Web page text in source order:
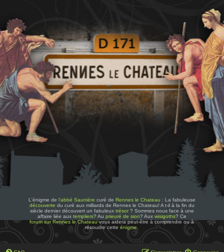
L'énigme de l'abbé Saunière curé de Rennes le Chateau : La fabuleuse
découverte du curé aux milliards de Rennes le Chateau! A t-il à la fin du
siècle dernier découvert un fabuleux trésor? Sommes nous face à une
affaire liée aux templiers? Au prieuré de sion? Aux wisigoths? Ce
forum sur Rennes le Chateauvous aidera peut-être à comprendre ou à
résoudre cetteénigme